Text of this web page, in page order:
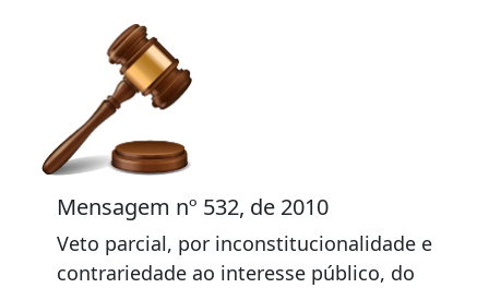
Mensagem nº 532, de 2010
Veto parcial, por inconstitucionalidade e
contrariedade ao interesse público, do